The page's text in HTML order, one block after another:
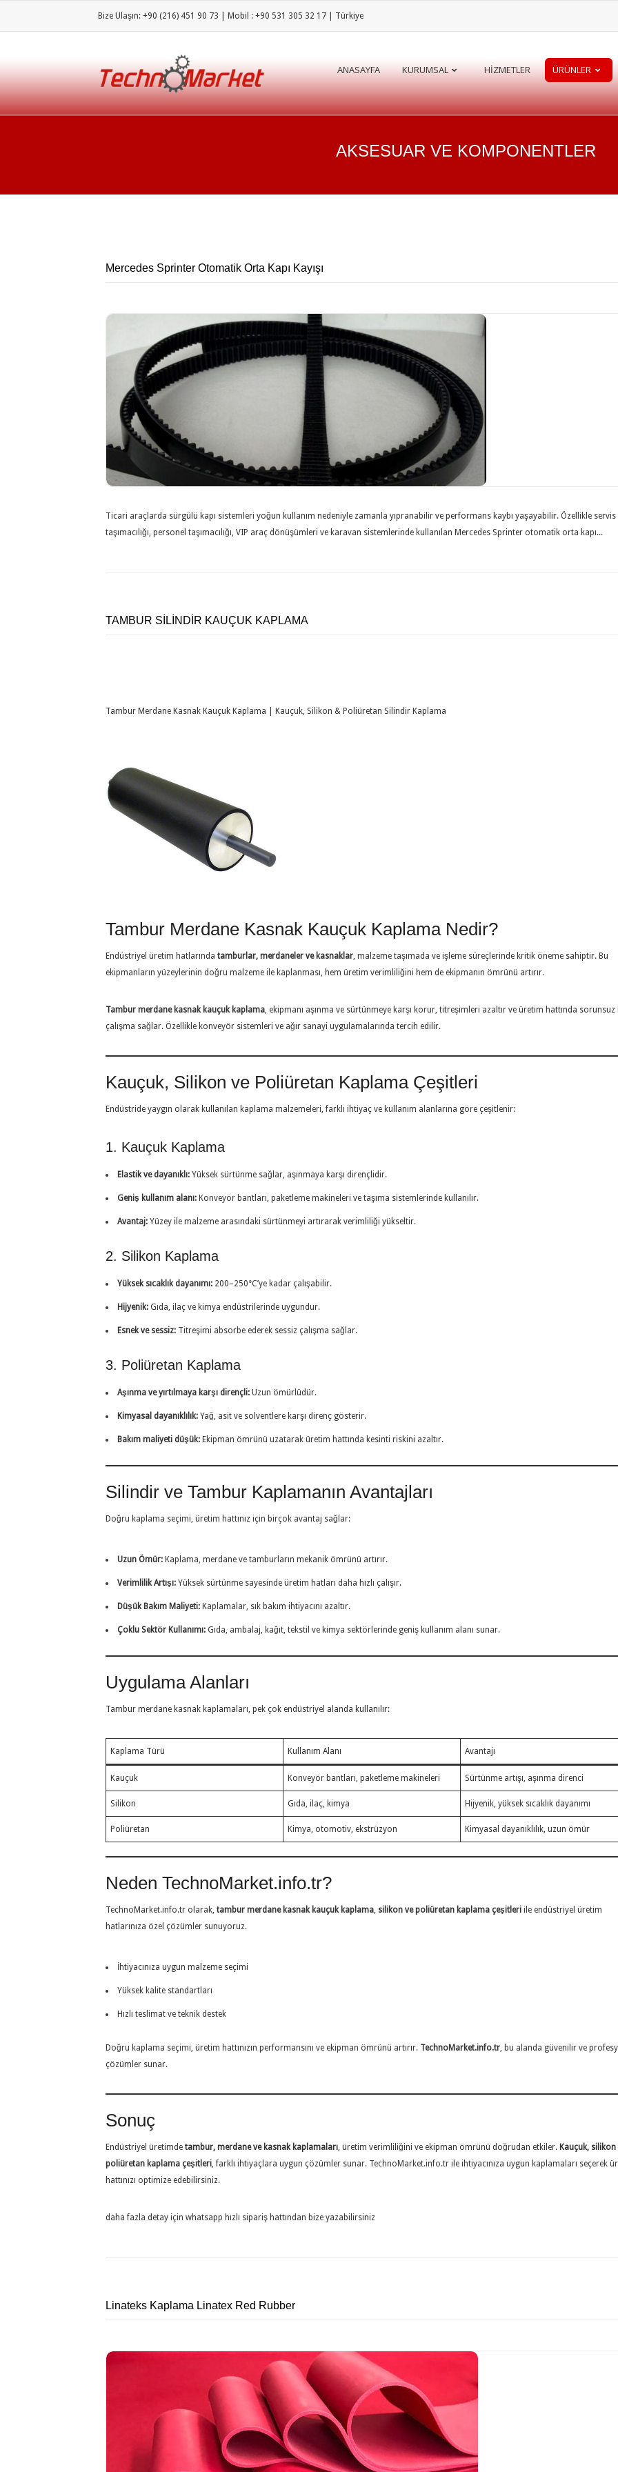
Bize Ulaşın: +90 (216) 451 90 73 | Mobil : +90 531 305 32 17 | Türkiye
ANASAYFA KURUMSAL HIZMETLER ÜRÜNLER
AKSESUAR VE KOMPONENTLER
Mercedes Sprinter Otomatik Orta Kapı Kayışı
Ticari araçlarda sürgülü kapı sistemleri yoğun kullanım nedeniyle zamanla yıpranabilir ve performans kaybı yaşayabilir. Özellikle servis
taşımacılığı, personel taşımacılığı, VIP araç dönüşümleri ve karavan sistemlerinde kullanılan Mercedes Sprinter otomatik orta kapı...
TAMBUR SİLİNDİR KAUÇUK KAPLAMA
Tambur Merdane Kasnak Kauçuk Kaplama | Kauçuk, Silikon & Poliüretan Silindir Kaplama
Tambur Merdane Kasnak Kauçuk Kaplama Nedir?
Endüstriyel üretim hatlarında tamburlar, merdaneler ve kasnaklar, malzeme taşımada ve işleme süreçlerinde kritik öneme sahiptir. Bu
ekipmanların yüzeylerinin doğru malzeme ile kaplanması, hem üretim verimliliğini hem de ekipmanın ömrünü artırır.
Tambur merdane kasnak kauçuk kaplama, ekipmanı aşınma ve sürtünmeye karşı korur, titreşimleri azaltır ve üretim hattında sorunsuz
çalışma sağlar. Özellikle konveyör sistemleri ve ağır sanayi uygulamalarında tercih edilir.
Kauçuk, Silikon ve Poliüretan Kaplama Çeşitleri
Endüstride yaygın olarak kullanılan kaplama malzemeleri, farklı ihtiyaç ve kullanım alanlarına göre çeşitlenir:
1. Kauçuk Kaplama
Elastik ve dayanıklı:Yüksek sürtünme sağlar, aşınmaya karşı dirençlidir.
Geniş kullanım alanı:Konveyör bantları, paketleme makineleri ve taşıma sistemlerinde kullanılır.
Avantaj:Yüzey ile malzeme arasındaki sürtünmeyi artırarak verimliliği yükseltir.
2. Silikon Kaplama
Yüksek sıcaklık dayanımı:200–250°C’ye kadar çalışabilir.
Hijyenik:Gıda, ilaç ve kimya endüstrilerinde uygundur.
Esnek ve sessiz:Titreşimi absorbe ederek sessiz çalışma sağlar.
3. Poliüretan Kaplama
Aşınma ve yırtılmaya karşı dirençli:Uzun ömürlüdür.
Kimyasal dayanıklılık:Yağ, asit ve solventlere karşı direnç gösterir.
Bakım maliyeti düşük:Ekipman ömrünü uzatarak üretim hattında kesinti riskini azaltır.
Silindir ve Tambur Kaplamanın Avantajları
Doğru kaplama seçimi, üretim hattınız için birçok avantaj sağlar:
Uzun Ömür:Kaplama, merdane ve tamburların mekanik ömrünü artırır.
Verimlilik Artışı:Yüksek sürtünme sayesinde üretim hatları daha hızlı çalışır.
Düşük Bakım Maliyeti:Kaplamalar, sık bakım ihtiyacını azaltır.
Çoklu Sektör Kullanımı:Gıda, ambalaj, kağıt, tekstil ve kimya sektörlerinde geniş kullanım alanı sunar.
Uygulama Alanları
Tambur merdane kasnak kaplamaları, pek çok endüstriyel alanda kullanılır:
Kaplama Türü Kullanım Alanı Avantajı
Kauçuk Konveyör bantları, paketleme makineleri Sürtünme artışı, aşınma direnci
Silikon Gıda, ilaç, kimya Hijyenik, yüksek sıcaklık dayanımı
Poliüretan Kimya, otomotiv, ekstrüzyon Kimyasal dayanıklılık, uzun ömür
Neden TechnoMarket.info.tr?
TechnoMarket.info.tr olarak, tambur merdane kasnak kauçuk kaplama, silikon ve poliüretan kaplama çeşitleriile endüstriyel üretim
hatlarınıza özel çözümler sunuyoruz.
İhtiyacınıza uygun malzeme seçimi
Yüksek kalite standartları
Hızlı teslimat ve teknik destek
Doğru kaplama seçimi, üretim hattınızın performansını ve ekipman ömrünü artırır. TechnoMarket.info.tr, bu alanda güvenilir ve
çözümler sunar.
Sonuç
Endüstriyel üretimde tambur, merdane ve kasnak kaplamaları, üretim verimliliğini ve ekipman ömrünü doğrudan etkiler. Kauçuk, silikon
poliüretan kaplama çeşitleri, farklı ihtiyaçlara uygun çözümler sunar. TechnoMarket.info.tr ile ihtiyacınıza uygun kaplamaları seçerek
hattınızı optimize edebilirsiniz.
daha fazla detay için whatsapp hızlı sipariş hattından bize yazabilirsiniz
Linateks Kaplama Linatex Red Rubber